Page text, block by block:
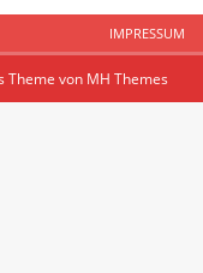
IMPRESSUM
Theme von MH Themes